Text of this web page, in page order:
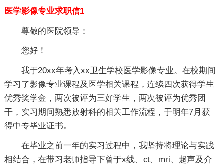
医学影像专业求职信1
尊敬的医院领导：
您好！
我于20xx年考入xx卫生学校医学影像专业。在校期间
学习了影像专业课程及医学相关课程，连续四次获得学生
优秀奖学金，两次被评为三好学生，两次被评为优秀团
干，实习期间熟悉放射科的相关工作流程，于明年7月获
得中专毕业证书。
在毕业之前一年的实习过程中，我坚持将理论与实践
相结合，在带习老师指导下曾于x线、ct、mri、超声及介